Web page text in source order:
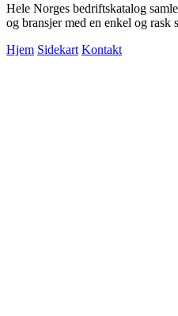
Hele Norges bedriftskatalog
og bransjer med en enkel og rask
Hjem Sidekart Kontakt